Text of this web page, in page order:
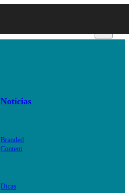
Notícias
Branded
Content
Dicas